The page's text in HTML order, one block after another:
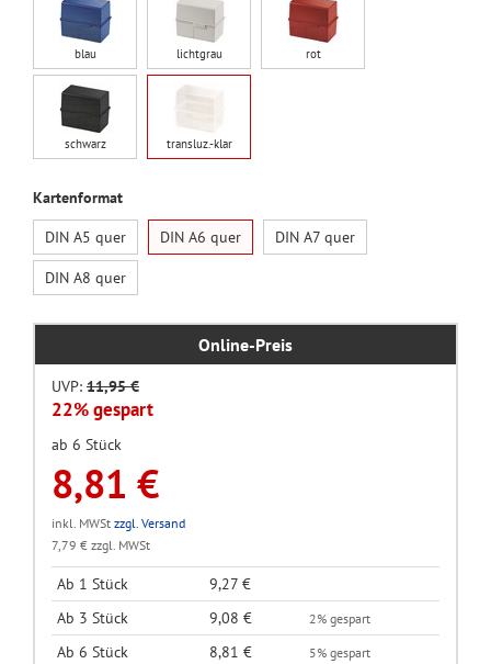
blau lichtgrau rot
schwarz transluz.-klar
Kartenformat
DIN A5 quer
DIN A6 quer DIN A7 quer
DIN A8 quer
Online-Preis
UVP: 11,95 €
22% gespart
ab 6 Stück
8,81 €
inkl. MWSt zzgl. Versand
7,79 € zzgl. MWSt
Ab 1 Stück
9,27 €
Ab 3 Stück
9,08 € 2% gespart
Ab 6 Stück 8,81 € 5% gespart